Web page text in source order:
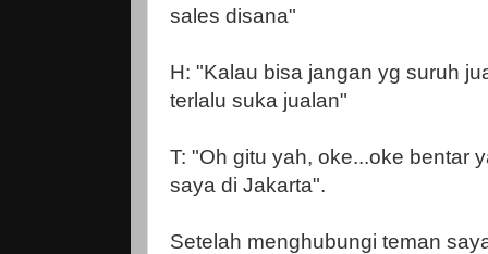
sales disana"
H: "Kalau bisa jangan yg suruh
terlalu suka jualan"
T: "Oh gitu yah, oke...oke bentar
saya di Jakarta".
Setelah menghubungi teman